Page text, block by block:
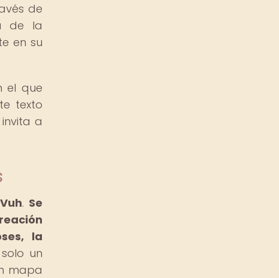
de
de la
en su
el que
texto
a
. Se
la
un
mapa